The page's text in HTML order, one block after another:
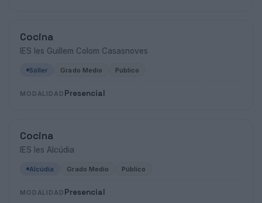
Cocina
IES Ies Guillem Colom Casasnoves
Sóller Grado Medio Público
MODALIDAD Presencial
Cocina
IES Ies Alcúdia
Alcúdia Grado Medio Público
MODALIDAD Presencial